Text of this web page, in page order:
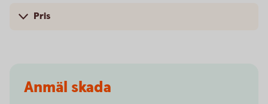
Pris
Anmäl skada